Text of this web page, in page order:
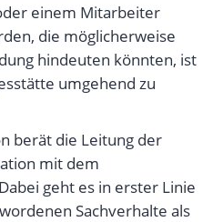
einem Mitarbeiter
die möglicherweise
hindeuten könnten, ist
umgehend zu
berät die Leitung der
mit dem
geht es in erster Linie
Sachverhalte als